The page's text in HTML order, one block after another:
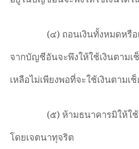
(๔) ถอนเงินทั้งหมดหรื
จากบัญชีอันจะพึงให้ใช้เงินตามเ
เหลือไม่เพียงพอที่จะใช้เงินตามเ
(๕) ห้ามธนาคารมิให้ใ
โดยเจตนาทุจริต